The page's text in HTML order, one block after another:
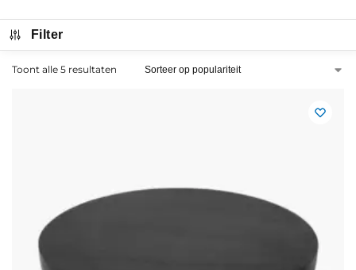
Filter
Toont alle 5 resultaten